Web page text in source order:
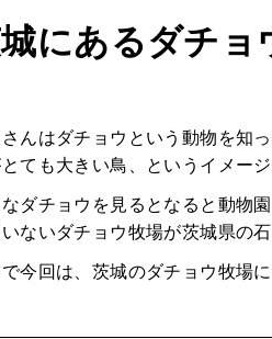
にあるダチョ
んはダチョウという動物を知
ても大きい鳥、というイメー
ダチョウを見るとなると動物
いないダチョウ牧場が茨城県の
今回は、茨城のダチョウ牧場